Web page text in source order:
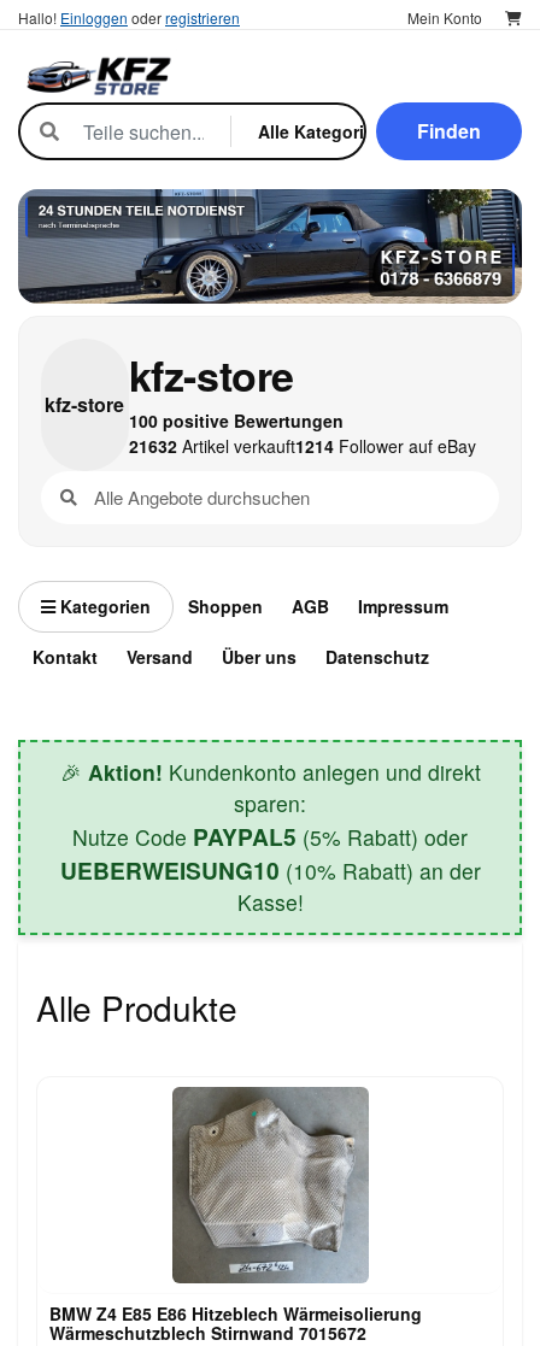
Hallo! Einloggen oderregistrieren Mein Konto
Finden
kfz-store
kfz-store
100 positive Bewertungen
21632Artikel verkauft1214Follower auf eBay
Kategorien Shoppen AGB Impressum
Kontakt Versand Über uns Datenschutz
🎉 Aktion! Kundenkonto anlegen und direkt
sparen:
Nutze Code PAYPAL5 (5% Rabatt) oder
UEBERWEISUNG10 (10% Rabatt) an der
Kasse!
Alle Produkte
BMW Z4 E85 E86 Hitzeblech Wärmeisolierung
Wärmeschutzblech Stirnwand 7015672